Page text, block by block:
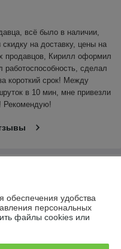
всё было в наличии,
на доставку, цены на
продавцов, Кирилл оформил
работоспособность, сделал
короткий срок! Между
в 10 мин, мне привезли
Рекомендую!
удобства
персональных
файлы cookies или